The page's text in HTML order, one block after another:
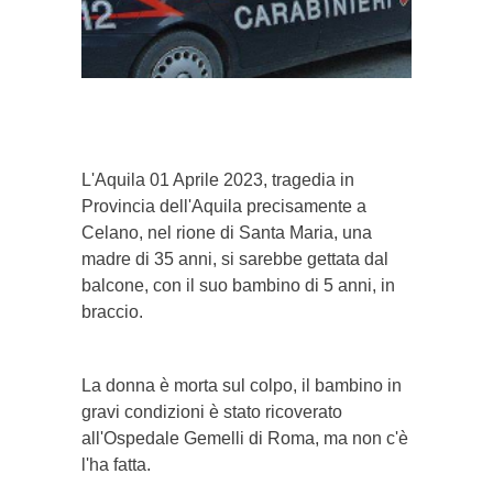
L'Aquila 01 Aprile 2023, tragedia in
Provincia dell'Aquila precisamente a
Celano, nel rione di Santa Maria, una
madre di 35 anni, si sarebbe gettata dal
balcone, con il suo bambino di 5 anni, in
braccio.
La donna è morta sul colpo, il bambino in
gravi condizioni è stato ricoverato
all'Ospedale Gemelli di Roma, ma non c'è
l'ha fatta.